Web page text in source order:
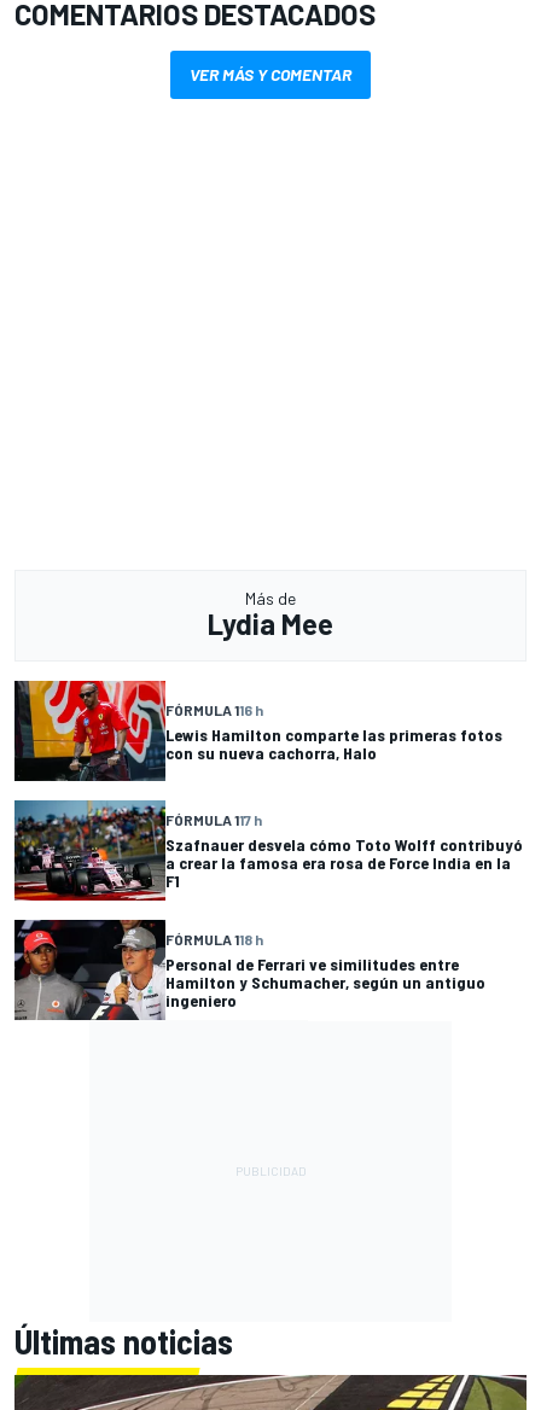
COMENTARIOS DESTACADOS
VER MÁS Y COMENTAR
Más de
Lydia Mee
FÓRMULA 116 h
Lewis Hamilton comparte las primeras fotos
con su nueva cachorra, Halo
FÓRMULA 117 h
Szafnauer desvela cómo Toto Wolff contribuyó
a crear la famosa era rosa de Force India en la
F1
FÓRMULA 118 h
Personal de Ferrari ve similitudes entre
Hamilton y Schumacher, según un antiguo
ingeniero
Últimas noticias